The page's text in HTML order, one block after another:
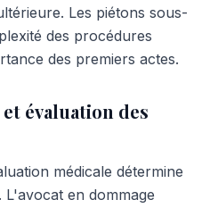
Les piétons sous-
des procédures
des premiers actes.
évaluation des
médicale détermine
en dommage